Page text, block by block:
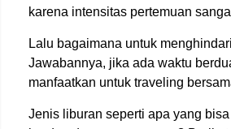
karena intensitas pertemuan
Lalu bagaimana untuk
Jawabannya, jika ada waktu
manfaatkan untuk traveling
Jenis liburan seperti apa yang